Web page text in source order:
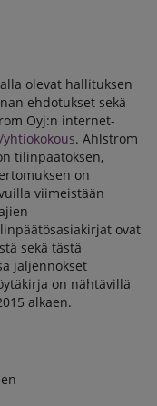
olevat hallituksen
ehdotukset sekä
Oyj:n internet-
. Ahlstrom
tilinpäätöksen,
on
viimeistään
ovat
sekä tästä
jäljennökset
on nähtävillä
alkaen.